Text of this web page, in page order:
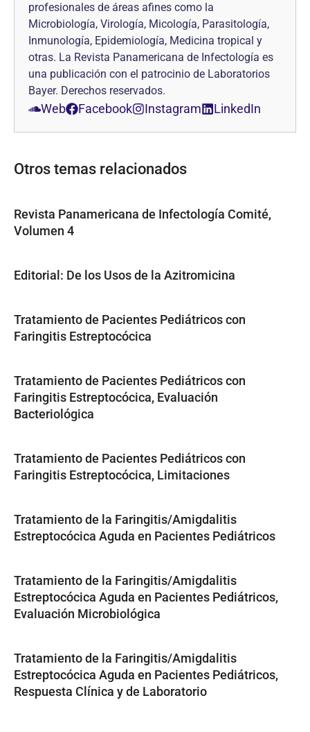
profesionales de áreas afines como la
Microbiología, Virología, Micología, Parasitología,
Inmunología, Epidemiología, Medicina tropical y
otras. La Revista Panamericana de Infectología es
una publicación con el patrocinio de Laboratorios
Bayer. Derechos reservados.
Web Facebook Instagram LinkedIn
Otros temas relacionados
Revista Panamericana de Infectología Comité,
Volumen 4
Editorial: De los Usos de la Azitromicina
Tratamiento de Pacientes Pediátricos con
Faringitis Estreptocócica
Tratamiento de Pacientes Pediátricos con
Faringitis Estreptocócica, Evaluación
Bacteriológica
Tratamiento de Pacientes Pediátricos con
Faringitis Estreptocócica, Limitaciones
Tratamiento de la Faringitis/Amigdalitis
Estreptocócica Aguda en Pacientes Pediátricos
Tratamiento de la Faringitis/Amigdalitis
Estreptocócica Aguda en Pacientes Pediátricos,
Evaluación Microbiológica
Tratamiento de la Faringitis/Amigdalitis
Estreptocócica Aguda en Pacientes Pediátricos,
Respuesta Clínica y de Laboratorio